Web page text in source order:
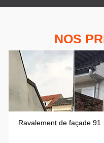
NOS
Ravalement de façade 91